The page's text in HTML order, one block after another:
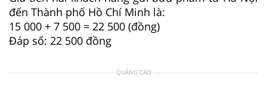
đến Thành phố Hồ Chí Minh là:
15 000 + 7 500 = 22 500 (đồng)
Đáp số: 22 500 đồng
QUẢNG CÁO